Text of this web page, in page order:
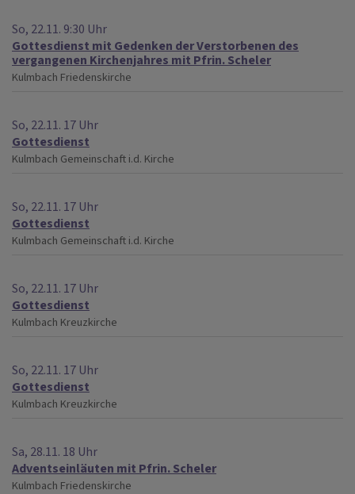
So, 22.11. 9:30 Uhr
Gottesdienst mit Gedenken der Verstorbenen des
vergangenen Kirchenjahres mit Pfrin. Scheler
Kulmbach Friedenskirche
So, 22.11. 17 Uhr
Gottesdienst
Kulmbach Gemeinschaft i.d. Kirche
So, 22.11. 17 Uhr
Gottesdienst
Kulmbach Gemeinschaft i.d. Kirche
So, 22.11. 17 Uhr
Gottesdienst
Kulmbach Kreuzkirche
So, 22.11. 17 Uhr
Gottesdienst
Kulmbach Kreuzkirche
Sa, 28.11. 18 Uhr
Adventseinläuten mit Pfrin. Scheler
Kulmbach Friedenskirche